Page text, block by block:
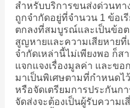
สำหรับบริการขนส่งด่วนทา
ถูกจำกัดอยู่ที่จำนวน 1 ข้อเ
ตกลงที่สมบูรณ์และเป็นข้อต
สูญหายและความเสียหายที่
จำกัดเหล่านี้ไม่เพียงพอ ก็ส
แจกแจงเรื่องมูลค่า และข
มาเป็นพิเศษตามที่กำหนดไ
หรือจัดเตรียมการประกันก
จัดส่งจะต้องเป็นผู้รับความ